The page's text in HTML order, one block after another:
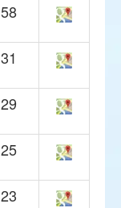
58
31
29
25
23